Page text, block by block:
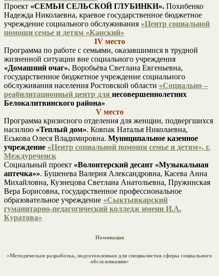
Проект «СЕМЬИ СЕЛЬСКОЙ ГЛУБИНКИ». Похибенко
Надежда Николаевна, краевое государственное бюджетное
учреждение социального обслуживания «Центр социальной
помощи семье и детям «Канский»
IV место
Программа по работе с семьями, оказавшимися в трудной
жизненной ситуации вне социального учреждения
«Домашний очаг». Воробьёва Светлана Евгеньевна,
государственное бюджетное учреждение социального
обслуживания населения Ростовской области «Социально –
реабилитационный центр для несовершеннолетних
Белокалитвинского района»
V место
Программа кризисного отделения для женщин, подвергшихся
насилию «Теплый дом». Ковпак Наталья Николаевна,
Еськова Олеся Владимировна. Муниципальное казенное
учреждение «Центр социальной помощи семье и детям», г.
Междуреченск
Социальный проект «Волонтерский десант «Музыкальная
аптечка»». Бушенева Валерия Александровна, Касева Анна
Михайловна, Кузнецова Светлана Анатольевна, Пружинская
Вера Борисовна, государственное профессиональное
образовательное учреждение «Сыктывкарский
гуманитарно-педагогический колледж имени И.А.
Куратова»
Номинация
«Методическая разработка, подготовленная для специалистов сферы социального
обслуживания»